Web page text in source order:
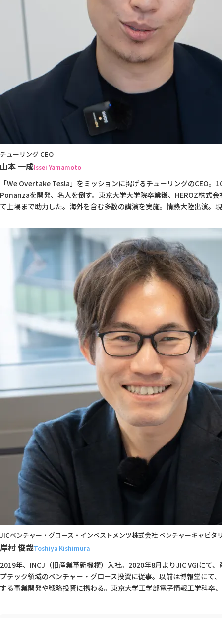
チューリング CEO
山本 一成Issei Yamamoto
「We Overtake Tesla」をミッションに掲げるチューリングのCEO。
Ponanzaを開発、名人を倒す。東京大学大学院卒業後、HEROZ株式
て上場まで助力した。海外を含む多数の講演を実施。情熱大陸出演。
JICベンチャー・グロース・インベストメンツ株式会社 ベンチャーキャピタ
岸村 俊哉Toshiya Kishimura
2019年、INCJ（旧産業革新機構）入社。2020年8月よりJIC VGIにて
プテック領域のベンチャー・グロース投資に従事。以前は博報堂にて
する事業開発や戦略投資に携わる。東京大学工学部電子情報工学科卒